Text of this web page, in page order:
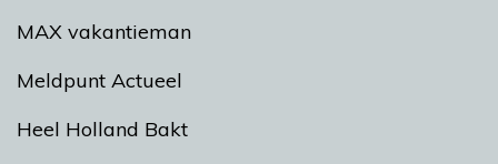
MAX vakantieman
Meldpunt Actueel
Heel Holland Bakt